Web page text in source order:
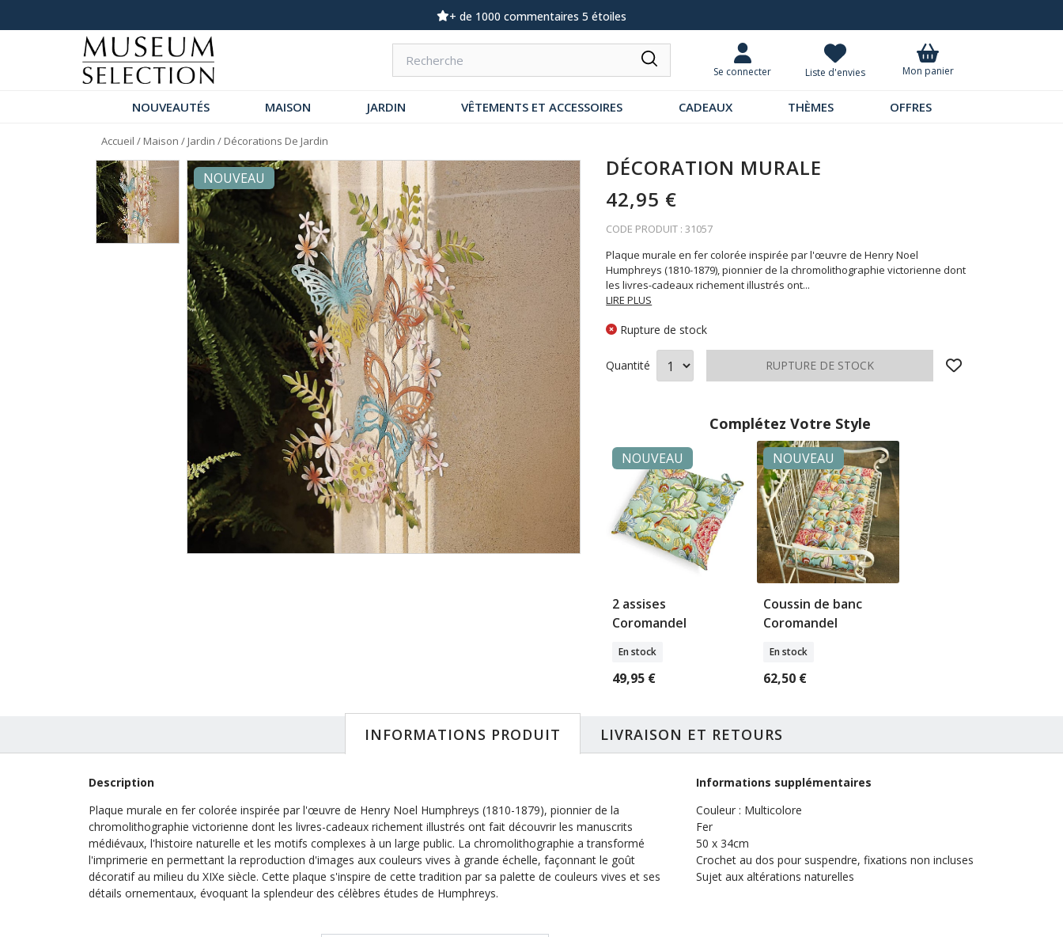
+ de 1000 commentaires 5 étoiles
Se connecter Liste d'envies Mon panier
NOUVEAUTÉS MAISON JARDIN VÊTEMENTS ET ACCESSOIRES CADEAUX THÈMES OFFRES
Accueil / Maison / Jardin / Décorations De Jardin
NOUVEAU
DÉCORATION MURALE
42,95 €
CODE PRODUIT : 31057
Plaque murale en fer colorée inspirée par l'œuvre de Henry Noel
Humphreys (1810-1879), pionnier de la chromolithographie victorienne dont
les livres-cadeaux richement illustrés ont...
LIRE PLUS
Rupture de stock
Quantité
Complétez Votre Style
NOUVEAU
2 assises
Coromandel
En stock
49,95 €
NOUVEAU
Coussin de banc
Coromandel
En stock
62,50 €
INFORMATIONS PRODUIT
Description
Plaque murale en fer colorée inspirée par l'œuvre de Henry Noel Humphreys (1810-1879), pionnier de la
chromolithographie victorienne dont les livres-cadeaux richement illustrés ont fait découvrir les manuscrits
médiévaux, l'histoire naturelle et les motifs complexes à un large public. La chromolithographie a transformé
l'imprimerie en permettant la reproduction d'images aux couleurs vives à grande échelle, façonnant le goût
décoratif au milieu du XIXe siècle. Cette plaque s'inspire de cette tradition par sa palette de couleurs vives et ses
détails ornementaux, évoquant la splendeur des célèbres études de Humphreys.
Informations supplémentaires
Couleur : Multicolore
Fer
50 x 34cm
Crochet au dos pour suspendre, fixations non incluses
Sujet aux altérations naturelles
LIVRAISON ET RETOURS